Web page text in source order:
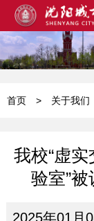
首页 > 关于我们
我校“虚
验室”
2025年01月